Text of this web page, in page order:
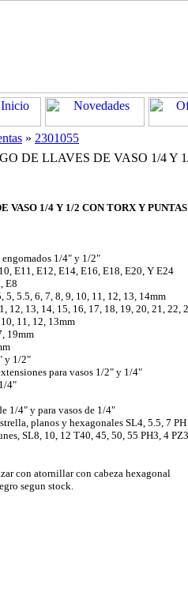
» 2301055
DE LLAVES DE VASO 1/4 Y
VASO 1/4 Y 1/2 CON TORX Y
engomados 1/4" y 1/2"
E11, E12, E14, E16, E18, E20, Y E24
E8
5, 5.5, 6, 7, 8, 9, 10, 11, 12, 13, 14mm
12, 13, 14, 15, 16, 17, 18, 19, 20, 21, 22,
11, 12, 13mm
19mm
y 1/2"
para vasos 1/2" y 1/4"
4"
1/4" y para vasos de 1/4"
planos y hexagonales SL4, 5.5, 7
SL8, 10, 12 T40, 45, 50, 55 PH3, 4
con atornillar con cabeza hexagonal
segun stock.